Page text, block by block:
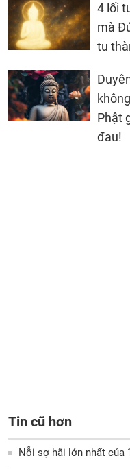
4 lối
mà
tu
Phật
đau!
Tin cũ hơn
Nỗi sợ hãi lớn nhất của